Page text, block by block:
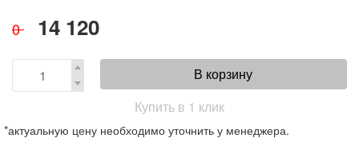
0 14 120
В корзину
Купить в 1 клик
*актуальную цену необходимо уточнить у менеджера.